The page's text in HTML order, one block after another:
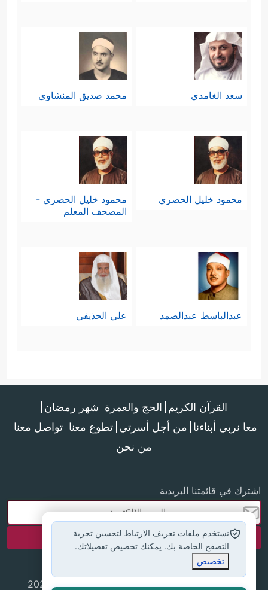
سعد الغامدي محمد صديق المنشاوي
محمود خليل الحصري
محمود خليل الحصري -
المصحف المعلم
عبدالباسط عبدالصمد علي الحذيفي
القرآن الكريم الحج والعمرة شهر رمضان
معا نربي أبناءنا من أجل أسرتي تطوع معنا تواصل معنا
من نحن
اشترك في قائمتنا البريدية
جميع الحقوق محفوظة لموقع إسلام أون لاين © 2025
نستخدم ملفات تعريف الارتباط لتحسين تجربة
التصفح الخاصة بك. يمكنك تخصيص تفضيلاتك.
تخصيص